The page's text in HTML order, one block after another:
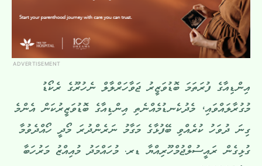
ADVERTISEMENT
އިންޑިއާގެ ފުރަތަމަ ބޮޑުވަޒީރު ޖަވާހަރްލާލް ނެހުރޫގެ ރެކޯޑު
މުގުރާލައްވައި، މެދުކެނޑުމެއްނެތި އިންޑިއާގެ ބޮޑުވަޒީރުކަން އެންމެ
ގިނަ ދުވަހު ކުރެއްވި ބޭފުޅާގެ މަގާމު ނަރެންދުރަ މޯދީ ހޯއްދެވުމާ
ގުޅިގެން ރައީސުލްޖުމްހޫރިއްޔާ ޑރ. މުހައްމަދު މުއިއްޒު މަރުހަބާ